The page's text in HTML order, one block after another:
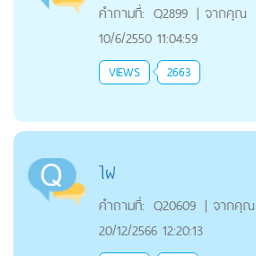
คำถามที่: Q2899 | จากคุณ
10/6/2550 11:04:59
VIEWS 2663
ไฝ
คำถามที่: Q20609 | จากคุณ
20/12/2566 12:20:13